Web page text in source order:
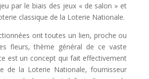
par le biais des jeux « de salon » et
classique de la Loterie Nationale.
ont toutes un lien, proche ou
fleurs, thème général de ce vaste
est un concept qui fait effectivement
de la Loterie Nationale, fournisseur